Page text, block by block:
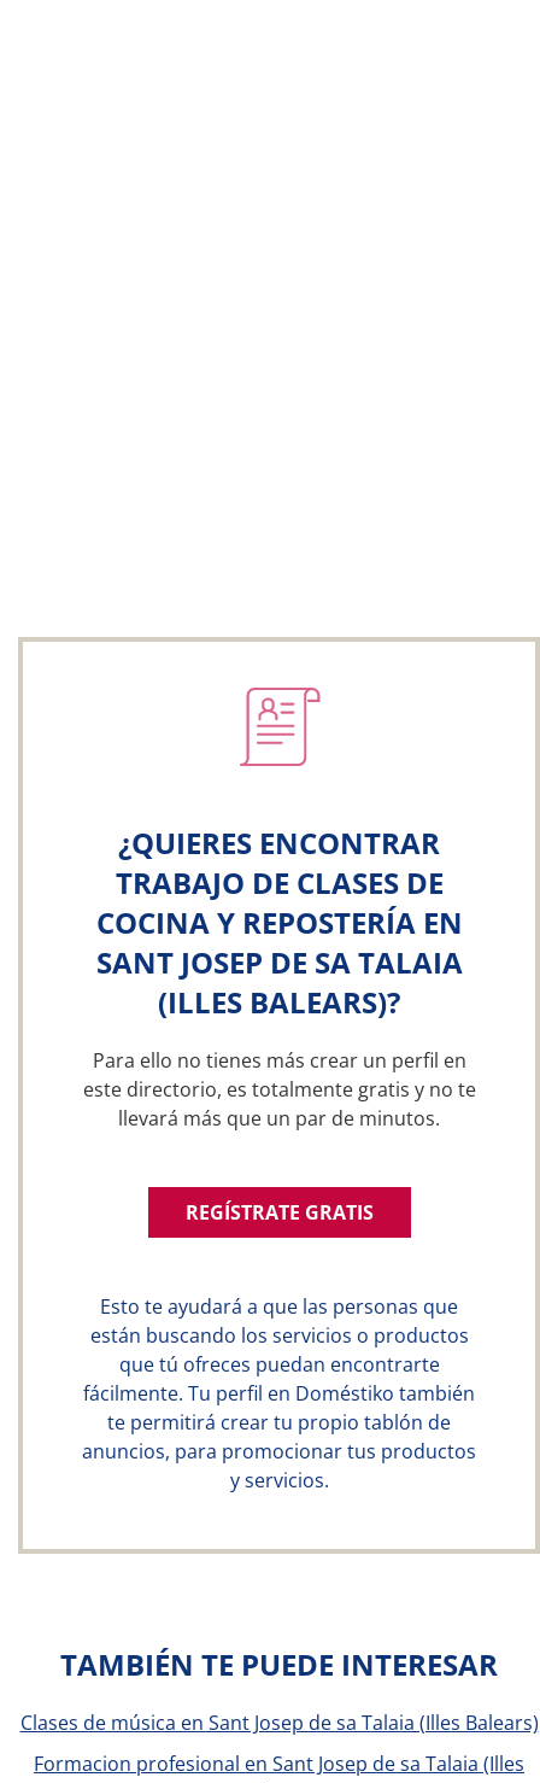
¿QUIERES ENCONTRAR
TRABAJO DE CLASES DE
COCINA Y REPOSTERÍA EN
SANT JOSEP DE SA TALAIA
(ILLES BALEARS)?
Para ello no tienes más crear un perfil en
este directorio, es totalmente gratis y no te
llevará más que un par de minutos.
REGÍSTRATE GRATIS
Esto te ayudará a que las personas que
están buscando los servicios o productos
que tú ofreces puedan encontrarte
fácilmente. Tu perfil en Doméstiko también
te permitirá crear tu propio tablón de
anuncios, para promocionar tus productos
y servicios.
TAMBIÉN TE PUEDE INTERESAR
Clases de música en Sant Josep de sa Talaia (Illes Balears)
Formacion profesional en Sant Josep de sa Talaia (Illes